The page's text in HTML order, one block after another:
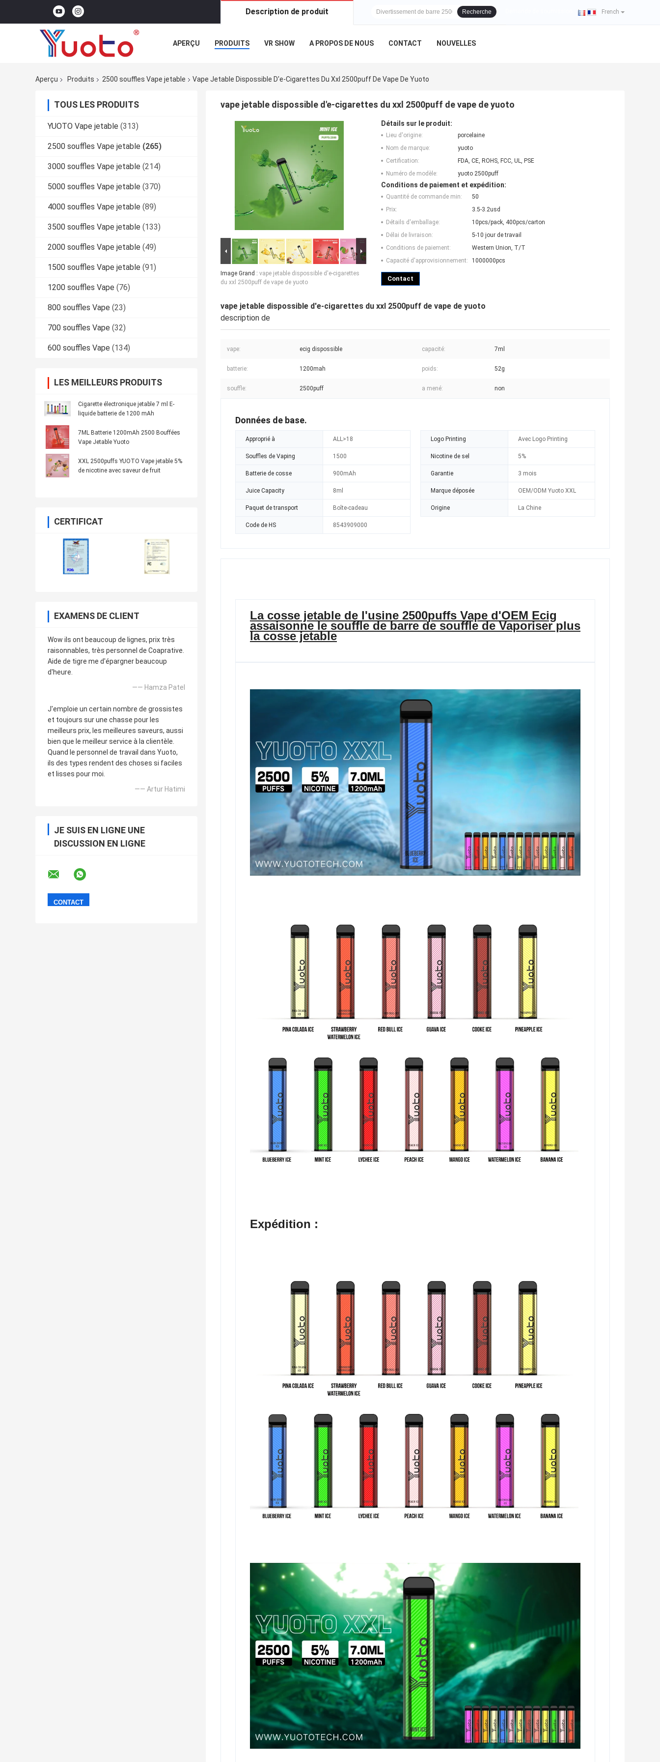
French
|
Recherche
APERÇU PRODUITS VR SHOW A PROPOS DE NOUS CONTACT NOUVELLES
Aperçu Produits 2500 souffles Vape jetable Vape Jetable Dispossible D'e-Cigarettes Du Xxl 2500puff De Vape De Yuoto
TOUS LES PRODUITS
YUOTO Vape jetable (313)
2500 souffles Vape jetable (265)
3000 souffles Vape jetable (214)
5000 souffles Vape jetable (370)
4000 souffles Vape jetable (89)
3500 souffles Vape jetable (133)
2000 souffles Vape jetable (49)
1500 souffles Vape jetable (91)
1200 souffles Vape (76)
800 souffles Vape (23)
700 souffles Vape (32)
600 souffles Vape (134)
LES MEILLEURS PRODUITS
Cigarette électronique jetable 7 ml E-
liquide batterie de 1200 mAh
7ML Batterie 1200mAh 2500 Bouffées
Vape Jetable Yuoto
XXL 2500puffs YUOTO Vape jetable 5%
de nicotine avec saveur de fruit
CERTIFICAT
EXAMENS DE CLIENT
Wow ils ont beaucoup de lignes, prix très
raisonnables, très personnel de Coaprative.
Aide de tigre me d'épargner beaucoup
d'heure.
—— Hamza Patel
J'emploie un certain nombre de grossistes
et toujours sur une chasse pour les
meilleurs prix, les meilleures saveurs, aussi
bien que le meilleur service à la clientèle.
Quand le personnel de travail dans Yuoto,
ils des types rendent des choses si faciles
et lisses pour moi.
—— Artur Hatimi
JE SUIS EN LIGNE UNE
DISCUSSION EN LIGNE
vape jetable dispossible d'e-cigarettes du xxl 2500puff de vape de yuoto
Image Grand : vape jetable dispossible d'e-cigarettes
du xxl 2500puff de vape de yuoto
Détails sur le produit:
Lieu d'origine:
porcelaine
Nom de marque:
yuoto
Certification:
FDA, CE, ROHS, FCC, UL, PSE
Numéro de modèle:
yuoto 2500puff
Conditions de paiement et expédition:
Quantité de commande min:
50
Prix:
3.5-3.2usd
Détails d'emballage:
10pcs/pack, 400pcs/carton
Délai de livraison:
5-10 jour de travail
Conditions de paiement:
Western Union, T/T
Capacité d'approvisionnement:
1000000pcs
Contact
vape jetable dispossible d'e-cigarettes du xxl 2500puff de vape de yuoto
description de
vape: ecig dispossible capacité: 7ml
batterie: 1200mah poids: 52g
souffle: 2500puff a mené: non
Données de base.
Approprié à ALL>18 Logo Printing Avec Logo Printing
Souffles de Vaping 1500 Nicotine de sel 5%
Batterie de cosse 900mAh Garantie 3 mois
Juice Capacity 8ml Marque déposée OEM/ODM Yuoto XXL
Paquet de transport Boîte-cadeau Origine La Chine
Code de HS 8543909000
Description de produit Question et réponse de client
La cosse jetable de l'usine 2500puffs Vape d'OEM Ecig
assaisonne le souffle de barre de souffle de Vaporiser plus
la cosse jetable
Expédition :